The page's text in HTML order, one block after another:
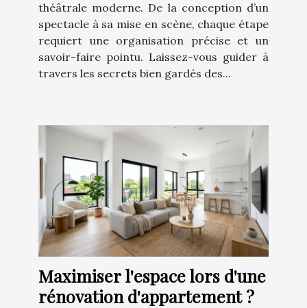
théâtrale moderne. De la conception d’un
spectacle à sa mise en scène, chaque étape
requiert une organisation précise et un
savoir-faire pointu. Laissez-vous guider à
travers les secrets bien gardés des...
Maximiser l'espace lors d'une
rénovation d'appartement ?